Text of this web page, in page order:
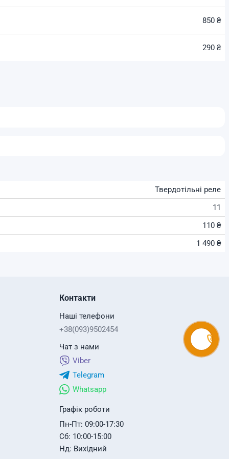
850 ₴
290 ₴
Твердотільні реле
11
110 ₴
1 490 ₴
Контакти
Наші телефони
+38(093)9502454
Чат з нами
Viber
Telegram
Whatsapp
Графік роботи
Пн-Пт: 09:00-17:30
Сб: 10:00-15:00
Нд: Вихідний